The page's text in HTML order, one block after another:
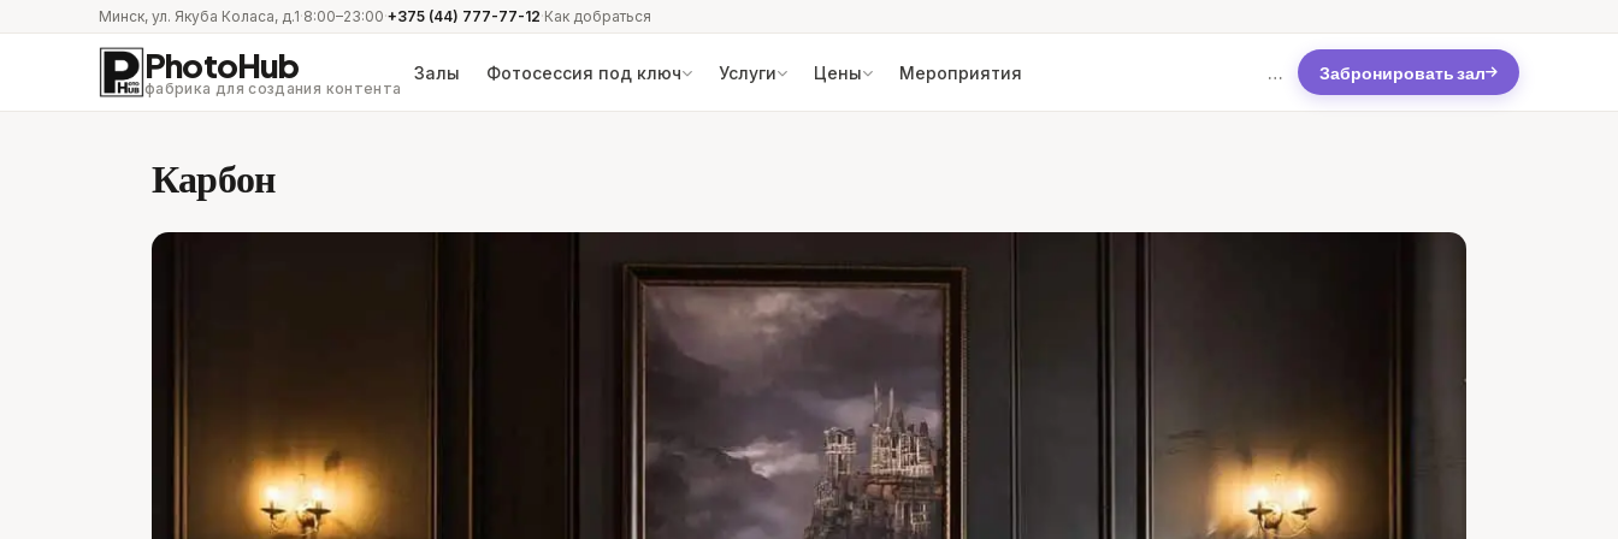
Минск, ул. Якуба Коласа, д.1·8:00–23:00·+375 (44) 777-77-12·Как добраться
PhotoHub
фабрика для создания контента
Залы Фотосессия под ключ Услуги Цены Мероприятия … Забронировать зал
Карбон